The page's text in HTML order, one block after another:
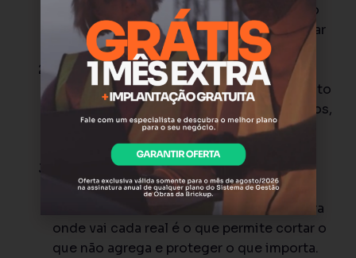
exclusiva para a construtora, se ainda não
tiver. Isso é o primeiro passo para enxergar
a realidade financeira do negócio.
Liste tudo que vai entrar e sair nos
próximos 30 dias.Não precisa ser perfeito
— precisa ser real. Recebimentos previstos,
fornecedores a pagar, salários, impostos.
Esse é o seu fluxo de caixa mínimo.
Crie categorias de despesa por obra.
Material, mão de obra, aluguel de
equipamento, custos indiretos. Saber para
onde vai cada real é o que permite cortar o
que não agrega e proteger o que importa.